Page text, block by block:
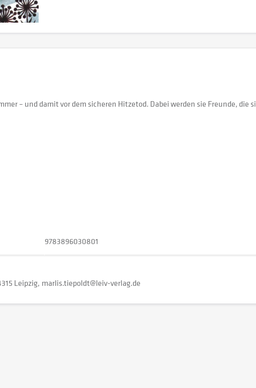
– und damit vor dem sicheren Hitzetod. Dabei werden sie Freunde, die
9783896030801
Leipzig marlis.tiepoldt@leiv-verlag.de